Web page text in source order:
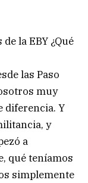
la EBY ¿Qué
las Paso
muy
diferencia. Y
y
a
qué teníamos
simplemente